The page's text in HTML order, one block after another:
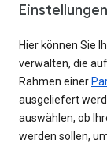
Hier können Sie
verwalten, die
Rahmen einer
ausgeliefert
auswählen, ob
werden sollen,